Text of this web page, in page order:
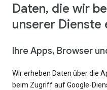
Daten, die wir
unserer Dienste
Ihre Apps, Browser
Wir erheben Daten über die
beim Zugriff auf Google-